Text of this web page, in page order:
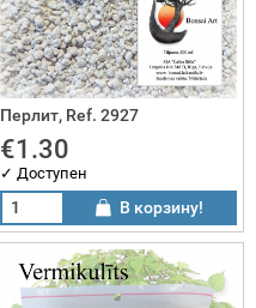
Перлит, Ref. 2927
€1.30
✓ Доступен
В корзину!